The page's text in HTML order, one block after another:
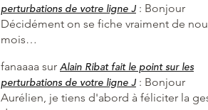
perturbations de votre ligne J : Bonjour
Décidément on se fiche vraiment de
mois…
fanaaaa sur Alain Ribat fait le point sur les
perturbations de votre ligne J : Bonjour
Aurélien, je tiens d'abord à féliciter la